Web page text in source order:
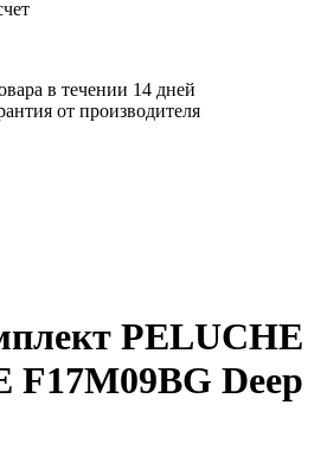
в течении 14 дней
от производителя
PELUCHE
Deep